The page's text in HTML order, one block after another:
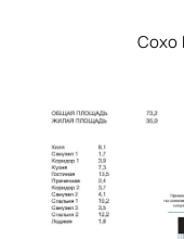
Сохо